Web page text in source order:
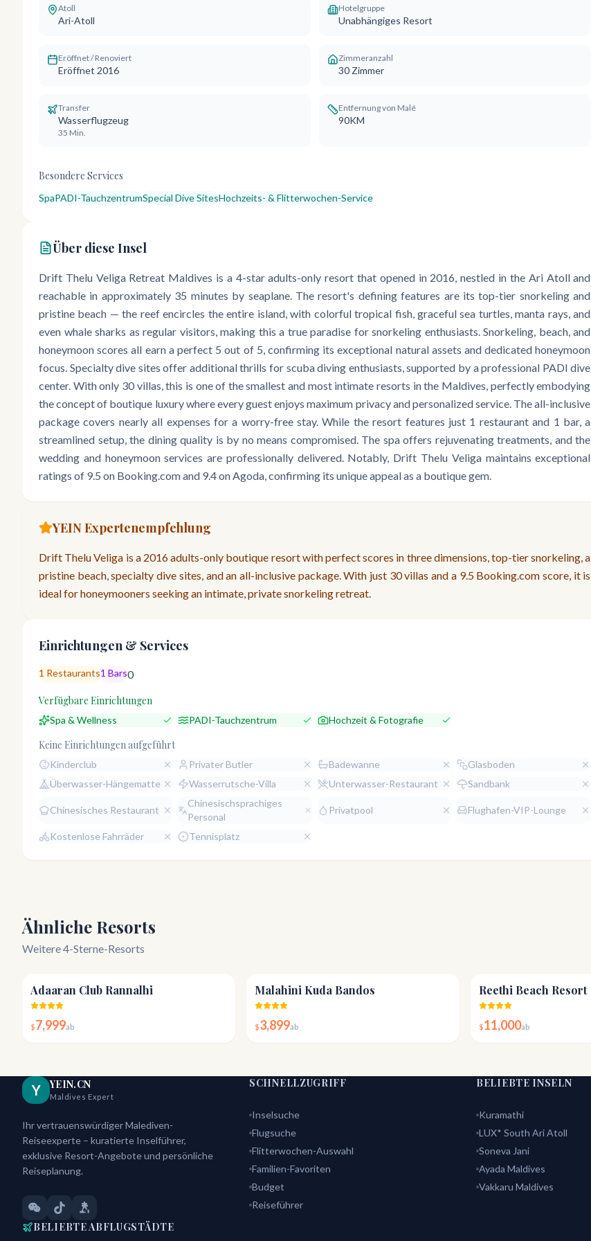
Atoll
Ari-Atoll
Hotelgruppe
Unabhängiges Resort
Eröffnet / Renoviert
Eröffnet 2016
Zimmeranzahl
30 Zimmer
Transfer
Wasserflugzeug
35 Min.
Entfernung von Malé
90KM
Besondere Services
SpaPADI-TauchzentrumSpecial Dive SitesHochzeits- & Flitterwochen-Service
Über diese Insel
Drift Thelu Veliga Retreat Maldives is a 4-star adults-only resort that opened in 2016, nestled in the Ari Atoll and
reachable in approximately 35 minutes by seaplane. The resort's defining features are its top-tier snorkeling and
pristine beach — the reef encircles the entire island, with colorful tropical fish, graceful sea turtles, manta rays, and
even whale sharks as regular visitors, making this a true paradise for snorkeling enthusiasts. Snorkeling, beach, and
honeymoon scores all earn a perfect 5 out of 5, confirming its exceptional natural assets and dedicated honeymoon
focus. Specialty dive sites offer additional thrills for scuba diving enthusiasts, supported by a professional PADI dive
center. With only 30 villas, this is one of the smallest and most intimate resorts in the Maldives, perfectly embodying
the concept of boutique luxury where every guest enjoys maximum privacy and personalized service. The all-inclusive
package covers nearly all expenses for a worry-free stay. While the resort features just 1 restaurant and 1 bar, a
streamlined setup, the dining quality is by no means compromised. The spa offers rejuvenating treatments, and the
wedding and honeymoon services are professionally delivered. Notably, Drift Thelu Veliga maintains exceptional
ratings of 9.5 on Booking.com and 9.4 on Agoda, confirming its unique appeal as a boutique gem.
YEIN Expertenempfehlung
Drift Thelu Veliga is a 2016 adults-only boutique resort with perfect scores in three dimensions, top-tier snorkeling, a
pristine beach, specialty dive sites, and an all-inclusive package. With just 30 villas and a 9.5 Booking.com score, it is
ideal for honeymooners seeking an intimate, private snorkeling retreat.
Einrichtungen & Services
1 Restaurants1 Bars0
Verfügbare Einrichtungen
Spa & Wellness PADI-Tauchzentrum Hochzeit & Fotografie
Keine Einrichtungen aufgeführt
Kinderclub Privater Butler Badewanne
Glasboden
Überwasser-Hängematte
Wasserrutsche-Villa Unterwasser-Restaurant Sandbank
Chinesisches Restaurant
Chinesischsprachiges
Personal
Privatpool Flughafen-VIP-Lounge
Kostenlose Fahrräder Tennisplatz
Ähnliche Resorts
Weitere 4-Sterne-Resorts
Adaaran Club Rannalhi
$7,999ab
Malahini Kuda Bandos
$3,899ab
Reethi Beach Resort
$11,000ab
Y YEIN.CN
Maldives Expert
Ihr vertrauenswürdiger Malediven-
Reiseexperte – kuratierte Inselführer,
exklusive Resort-Angebote und persönliche
Reiseplanung.
SCHNELLZUGRIFF
Inselsuche
Flugsuche
Flitterwochen-Auswahl
Familien-Favoriten
Budget
Reiseführer
BELIEBTE INSELN
Kuramathi
LUX* South Ari Atoll
Soneva Jani
Ayada Maldives
Vakkaru Maldives
BELIEBTE ABFLUGSTÄDTE